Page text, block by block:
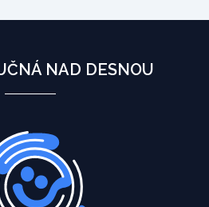
NAD DESNOU